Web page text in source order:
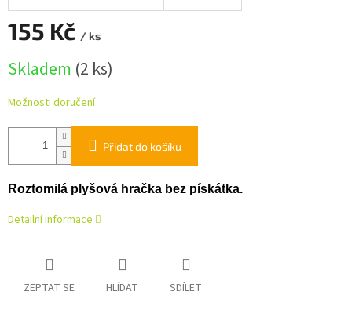
155 Kč / ks
cena:
Skladem (2 ks)
Možnosti doručení
Přidat do košíku
Roztomilá plyšová hračka bez pískátka.
Detailní informace
ZEPTAT SE HLÍDAT SDÍLET